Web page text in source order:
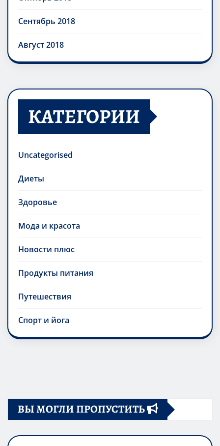
Сентябрь 2018
Август 2018
КАТЕГОРИИ
Uncategorised
Диеты
Здоровье
Мода и красота
Новости плюс
Продукты питания
Путешествия
Спорт и йога
ВЫ МОГЛИ ПРОПУСТИТЬ